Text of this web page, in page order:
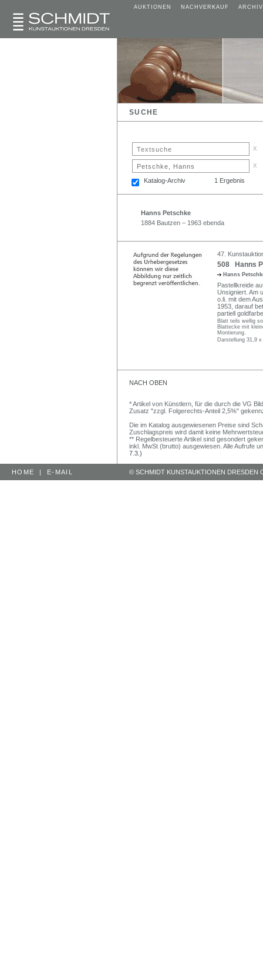
AUKTIONEN NACHVERKAUF ARCHIV
SUCHE
x
x
Katalog-Archiv 1 Ergebnis
Hanns Petschke
1884 Bautzen – 1963 ebenda
47.
508 Hanns
Hanns
Pastellkreide
Unsigniert. Am
o.li. mit dem
1953, darauf
partiell
Blatt teils wellig
Blattecke mit
Montierung.
Darstellung 31,9
NACH OBEN
* Artikel von Künstlern, für die durch die VG
Zusatz "zzgl. Folgerechts-Anteil 2,5%"
Die im Katalog ausgewiesenen Preise sind
Zuschlagspreis wird damit keine
** Regelbesteuerte Artikel sind gesondert
inkl. MwSt (brutto) ausgewiesen. Alle Aufrufe
7.3.)
HOME | E-MAIL © SCHMIDT KUNSTAUKTIONEN DRESDEN